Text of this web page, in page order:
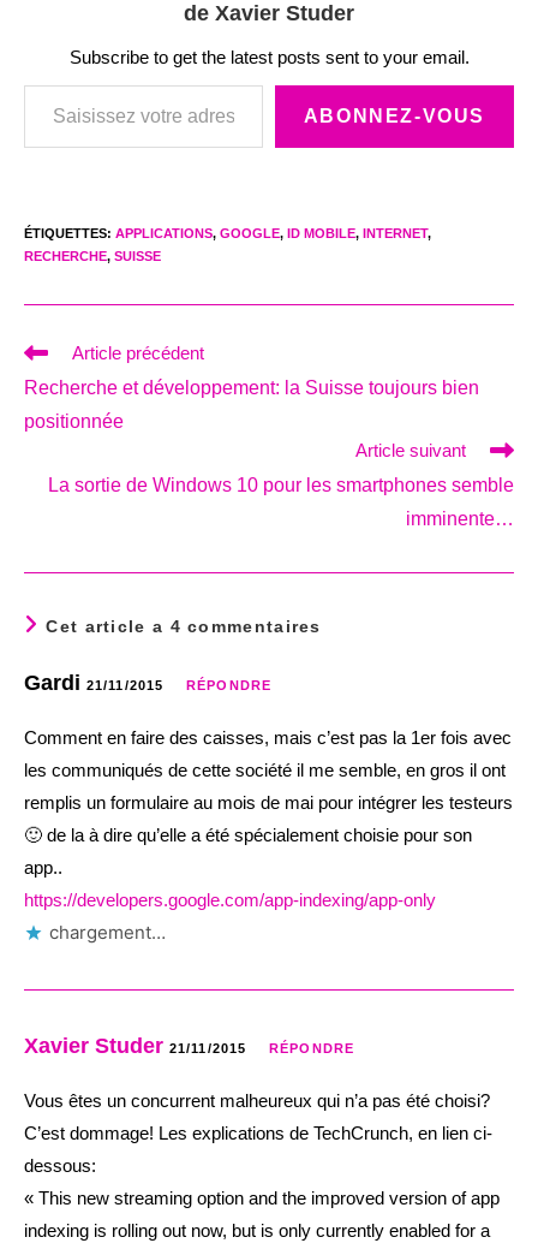
de Xavier Studer
Subscribe to get the latest posts sent to your email.
Saisissez votre adresse e-mail…
ABONNEZ-VOUS
ÉTIQUETTES: APPLICATIONS, GOOGLE, ID MOBILE, INTERNET,
RECHERCHE, SUISSE
Read
articles
Article précédent
Recherche et développement: la Suisse toujours bien
positionnée
Article suivant
La sortie de Windows 10 pour les smartphones semble
imminente…
Cet article a 4 commentaires
Gardi 21/11/2015 RÉPONDRE
Comment en faire des caisses, mais c’est pas la 1er fois avec
les communiqués de cette société il me semble, en gros il ont
remplis un formulaire au mois de mai pour intégrer les testeurs
🙂 de la à dire qu’elle a été spécialement choisie pour son
app..
https://developers.google.com/app-indexing/app-only
chargement…
Xavier Studer 21/11/2015 RÉPONDRE
Vous êtes un concurrent malheureux qui n’a pas été choisi?
C’est dommage! Les explications de TechCrunch, en lien ci-
dessous:
« This new streaming option and the improved version of app
indexing is rolling out now, but is only currently enabled for a